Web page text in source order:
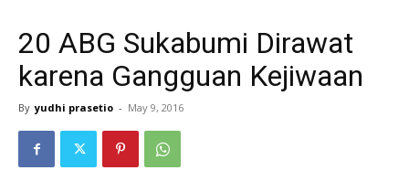
20 ABG Sukabumi Dirawat
karena Gangguan Kejiwaan
By yudhi prasetio - May 9, 2016